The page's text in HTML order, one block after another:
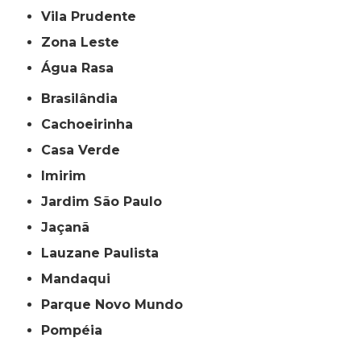
Vila Prudente
Zona Leste
Água Rasa
Brasilândia
Cachoeirinha
Casa Verde
Imirim
Jardim São Paulo
Jaçanã
Lauzane Paulista
Mandaqui
Parque Novo Mundo
Pompéia